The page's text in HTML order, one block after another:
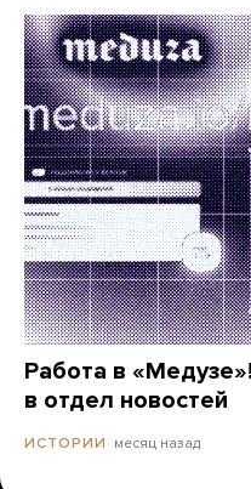
Работа в
в отдел новостей
ИСТОРИИ месяц назад